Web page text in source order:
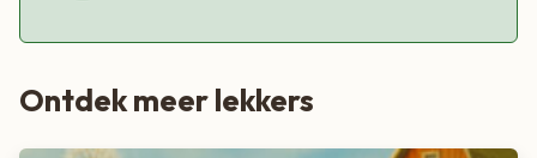
Ontdek meer lekkers